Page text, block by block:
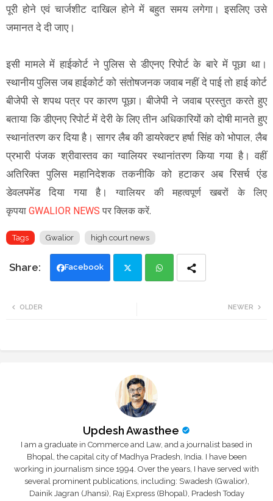
पूरी होने एवं चार्जशीट दाखिल होने में बहुत समय लगेगा। इसलिए उसे
जमानत दे दी जाए।
इसी मामले में हाईकोर्ट ने पुलिस से डीएनए रिपोर्ट के बारे में पूछा था।
स्थानीय पुलिस जब हाईकोर्ट को संतोषजनक जवाब नहीं दे पाई तो हाई कोर्ट
बीजेपी से शपथ पत्र पर कारण पूछा। बीजेपी ने जवाब प्रस्तुत करते हुए
बताया कि डीएनए रिपोर्ट में देरी के लिए तीन अधिकारियों को दोषी मानते हुए
स्थानांतरण कर दिया है। सागर लैब की डायरेक्टर हर्षा सिंह को भोपाल, लैब
प्रभारी पंजक श्रीवास्तव का ग्वालियर स्थानांतरण किया गया है। वहीं
अतिरिक्त पुलिस महानिदेशक तकनीकि को हटाकर अब रिसर्च एंड
डेवलपमेंड दिया गया है।ग्वालियर की महत्वपूर्ण खबरों के लिए
कृपया GWALIOR NEWS पर क्लिक करें.
Tags Gwalior high court news
Facebook
NEWER
OLDER
Updesh Awasthee
I am a graduate in Commerce and Law, and a journalist based in
Bhopal, the capital city of Madhya Pradesh, India. I have been
working in journalism since 1994. Over the years, I have served with
several prominent publications, including: Swadesh (Gwalior),
Dainik Jagran (Jhansi), Raj Express (Bhopal), Pradesh Today